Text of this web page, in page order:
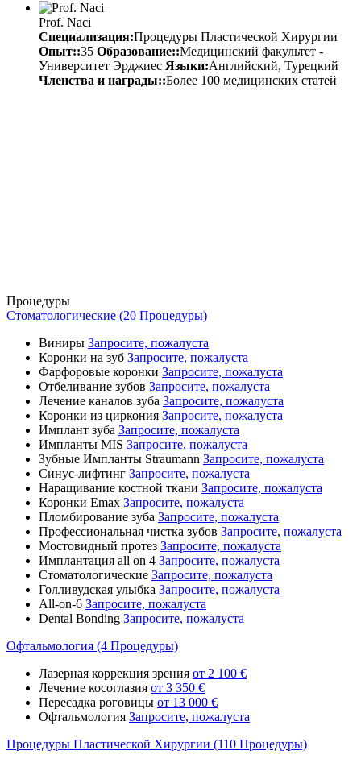
Prof. Naci
Специализация:Процедуры Пластической Хирургии
Опыт::35 Образование::Медицинский факультет -
Университет Эрджиес Языки:Английский, Турецкий
Членства и награды::Более 100 медицинских статей
Процедуры
Стоматологические (20 Процедуры)
Виниры Запросите, пожалуста
Коронки на зуб Запросите, пожалуста
Фарфоровые коронки Запросите, пожалуста
Отбеливание зубов Запросите, пожалуста
Лечение каналов зуба Запросите, пожалуста
Коронки из циркония Запросите, пожалуста
Имплант зуба Запросите, пожалуста
Импланты MIS Запросите, пожалуста
Зубные Импланты Straumann Запросите, пожалуста
Синус-лифтинг Запросите, пожалуста
Наращивание костной ткани Запросите, пожалуста
Коронки Emax Запросите, пожалуста
Пломбирование зуба Запросите, пожалуста
Профессиональная чистка зубов Запросите, пожалуста
Мостовидный протез Запросите, пожалуста
Имплантация all on 4 Запросите, пожалуста
Стоматологические Запросите, пожалуста
Голливудская улыбка Запросите, пожалуста
All-on-6 Запросите, пожалуста
Dental Bonding Запросите, пожалуста
Офтальмология (4 Процедуры)
Лазерная коррекция зрения от 2 100 €
Лечение косоглазия от 3 350 €
Пересадка роговицы от 13 000 €
Офтальмология Запросите, пожалуста
Процедуры Пластической Хирургии (110 Процедуры)